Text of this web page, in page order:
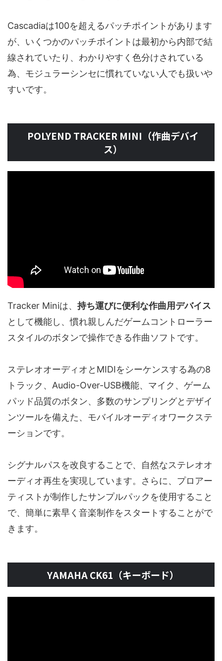
Cascadiaは100を超えるパッチポイントがあります
が、いくつかのパッチポイントは最初から内部で結
線されていたり、わかりやすく色分けされている
為、モジュラーシンセに慣れていない人でも扱いや
すいです。
POLYEND TRACKER MINI（作曲デバイ
ス）
Tracker Miniは、 持ち運びに便利な作曲用デバイス
として機能し、慣れ親しんだゲームコントローラー
スタイルのボタンで操作できる作曲ソフトです。
ステレオオーディオとMIDIをシーケンスする為の8
トラック、Audio-Over-USB機能、マイク、ゲーム
パッド品質のボタン、多数のサンプリングとデザイ
ンツールを備えた、モバイルオーディオワークステ
ーションです。
シグナルパスを改良することで、自然なステレオオ
ーディオ再生を実現しています。さらに、プロアー
ティストが制作したサンプルパックを使用すること
で、簡単に素早く音楽制作をスタートすることがで
きます。
YAMAHA CK61（キーボード）